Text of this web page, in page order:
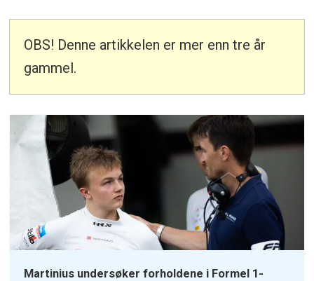
OBS! Denne artikkelen er mer enn tre år
gammel.
Martinius undersøker forholdene i Formel 1-